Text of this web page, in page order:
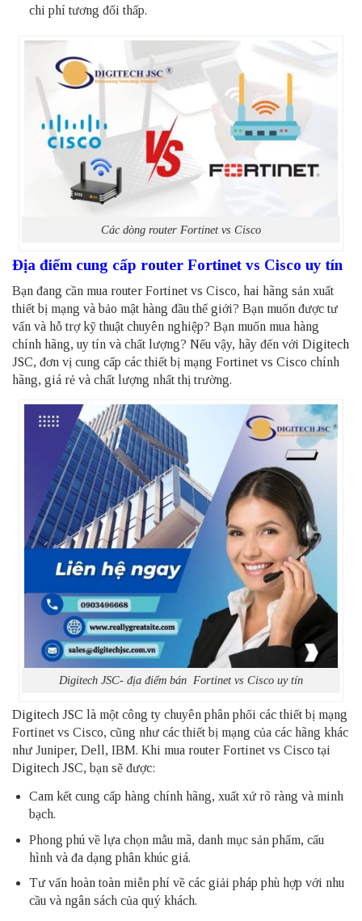
chi phí tương đối thấp.
Các dòng router Fortinet vs Cisco
Địa điểm cung cấp router Fortinet vs Cisco uy tín
Bạn đang cần mua router Fortinet vs Cisco, hai hãng sản xuất
thiết bị mạng và bảo mật hàng đầu thế giới? Bạn muốn được tư
vấn và hỗ trợ kỹ thuật chuyên nghiệp? Bạn muốn mua hàng
chính hãng, uy tín và chất lượng? Nếu vậy, hãy đến với Digitech
JSC, đơn vị cung cấp các thiết bị mạng Fortinet vs Cisco chính
hãng, giá rẻ và chất lượng nhất thị trường.
Digitech JSC- địa điểm bán Fortinet vs Cisco uy tín
Digitech JSC là một công ty chuyên phân phối các thiết bị mạng
Fortinet vs Cisco, cũng như các thiết bị mạng của các hãng khác
như Juniper, Dell, IBM. Khi mua router Fortinet vs Cisco tại
Digitech JSC, bạn sẽ được:
Cam kết cung cấp hàng chính hãng, xuất xứ rõ ràng và minh
bạch.
Phong phú về lựa chọn mẫu mã, danh mục sản phẩm, cấu
hình và đa dạng phân khúc giá.
Tư vấn hoàn toàn miễn phí về các giải pháp phù hợp với nhu
cầu và ngân sách của quý khách.